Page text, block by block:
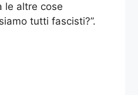
le altre cose
tutti fascisti?”.